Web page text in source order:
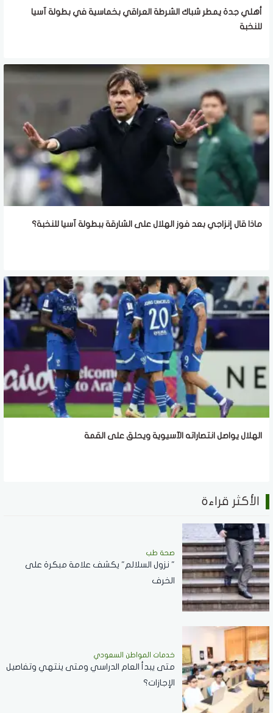
أهلي جدة يمطر شباك الشرطة العراقي بخماسية في بطولة آسيا
للنخبة
ماذا قال إنزاجي بعد فوز الهلال على الشارقة ببطولة آسيا للنخبة؟
الهلال يواصل انتصاراته الآسيوية ويحلق على القمة
الأكثر قراءة
صحة طب
" نزول السلالم" يكشف علامة مبكرة على
الخرف
خدمات المواطن السعودي
‏متى يبدأ العام الدراسي ومتى ينتهي وتفاصيل
الإجازات؟